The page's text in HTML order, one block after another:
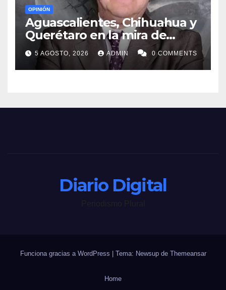
OPINIÓN
Aguascalientes, Chihuahua y
Querétaro en la mira de
MORENA
5 AGOSTO, 2026 ADMIN 0 COMMENTS
Diario Digital
Funciona gracias a WordPress Tema: Newsup de Themeansar
Home